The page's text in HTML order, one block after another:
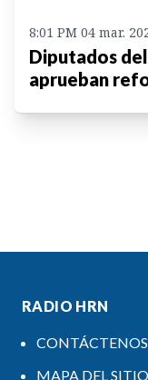
8:01 PM 04 mar.
Diputados
aprueban
RADIO HRN
CONTÁCTENOS
MAPA DEL SITIO